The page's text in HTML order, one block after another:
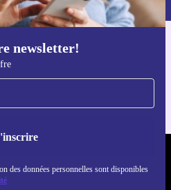
newsletter!
des données personnelles sont disponibles
l'application refurbed